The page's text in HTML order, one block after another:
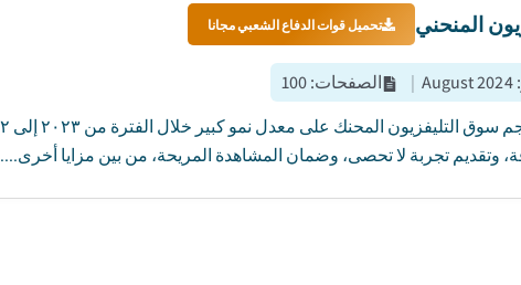
المنحني تحميل قوات الدفاع الشعبي مجانا
:
August 2024
| الصفحات:
100
وتقديم تجربة لا تحصى، وضمان المشاهدة المريحة، من بين مزايا أخرى....